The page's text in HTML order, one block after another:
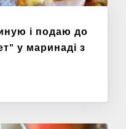
і подаю до
у маринаді з